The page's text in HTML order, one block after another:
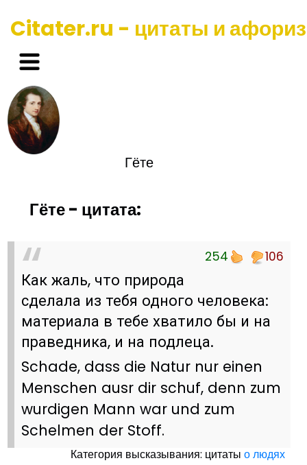
Citater.ru - цитаты и
Гёте
Гёте - цитата:
254 106
Как жаль, что природа
сделала из тебя одного человека:
материала в тебе хватило бы и на
праведника, и на подлеца.
Schade, dass die Natur nur einen
Menschen ausr dir schuf, denn zum
wurdigen Mann war und zum
Schelmen der Stoff.
Категория высказывания: цитатыо людях